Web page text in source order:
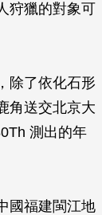
狩獵的對象可
除了依化石形
角送交北京大
測出的年
國福建閩江地